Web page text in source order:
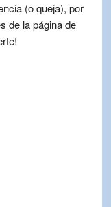
(o queja), por
de la página de